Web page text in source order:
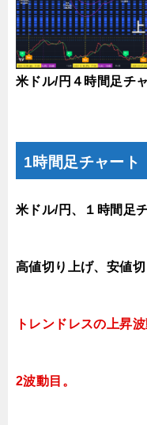
米ドル/円４時間足チ
1時間足チャート
米ドル/円、１時間足
高値切り上げ、安値
トレンドレスの上昇
2波動目。